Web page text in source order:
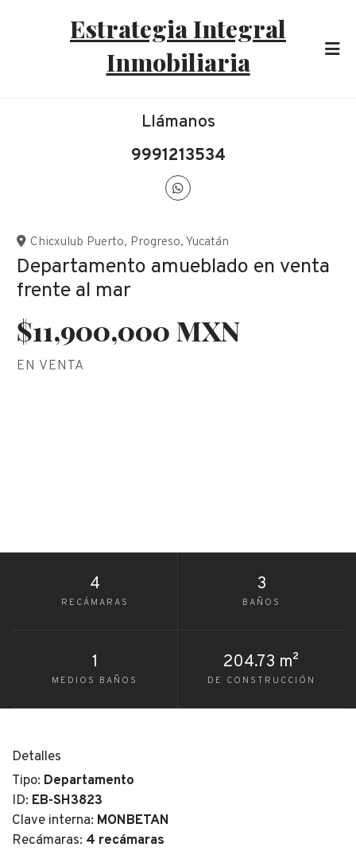
Estrategia Integral
Inmobiliaria
Llámanos
9991213534
Departamento amueblado en venta
frente al mar
Chicxulub Puerto, Progreso,Yucatán
$11,900,000 MXN
EN VENTA
4
RECÁMARAS
3
BAÑOS
1
MEDIOS BAÑOS
204.73 m²
DE CONSTRUCCIÓN
Detalles
Tipo: Departamento
ID: EB-SH3823
Clave interna: MONBETAN
Recámaras: 4 recámaras